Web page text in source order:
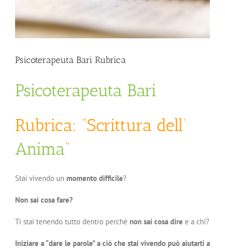
Psicoterapeuta Bari Rubrica
Psicoterapeuta Bari
Rubrica: “Scrittura dell’
Anima“
Stai vivendo un momento difficile?
Non sai cosa fare?
Ti stai tenendo tutto dentro perchè non sai cosa dire e a chi?
Iniziare a “dare le parole” a ciò che stai vivendo può aiutarti a